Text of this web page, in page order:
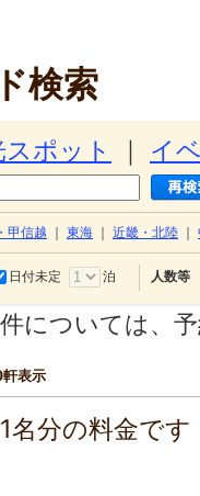
検索
スポット イ
甲信越 東海 近畿・北陸
日付未定 泊 人数等
については、
表示
名分の料金で